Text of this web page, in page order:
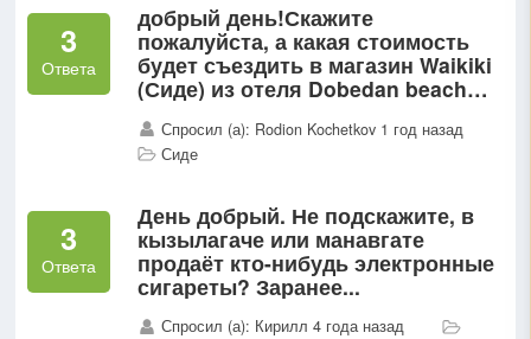
3
Ответа
добрый день!Скажите
пожалуйста, а какая стоимость
будет съездить в магазин Waikiki
(Сиде) из отеля Dobedan beach
Спросил (а): Rodion Kochetkov 1 год назад
Сиде
3
Ответа
День добрый. Не подскажите, в
кызылагаче или манавгате
продаёт кто-нибудь электронные
сигареты? Заранее...
Спросил (а): Кирилл 4 года назад